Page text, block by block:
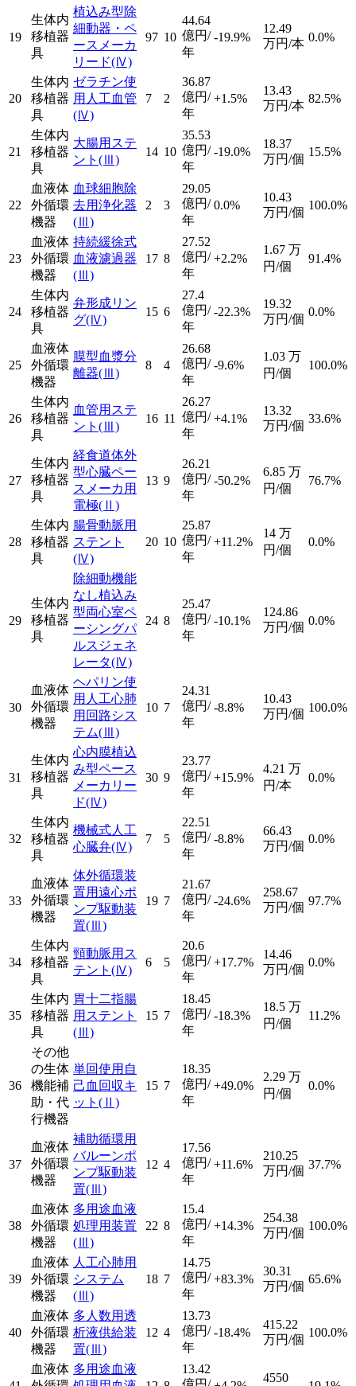
19
生体内
移植器
具
植込み型除
細動器・ペ
ースメーカ
リード(Ⅳ)
97 10
44.64
億円/
年
-19.9%
12.49
万円/本 0.0%
20
生体内
移植器
具
ゼラチン使
用人工血管
(Ⅳ)
7 2
36.87
億円/
年
+1.5%
13.43
万円/本
82.5%
21
生体内
移植器
具
大腸用ステ
ント (Ⅲ)
14 10
35.53
億円/
年
-19.0%
18.37
万円/個
15.5%
22
血液体
外循環
機器
血球細胞除
去用浄化器
(Ⅲ)
2 3
29.05
億円/
年
0.0%
10.43
万円/個
100.0%
23
血液体
外循環
機器
持続緩徐式
血液濾過器
(Ⅲ)
17 8
27.52
億円/
年
+2.2%
1.67 万
円/個
91.4%
24
生体内
移植器
具
弁形成リン
グ(Ⅳ)
15 6
27.4
億円/
年
-22.3%
19.32
万円/個
0.0%
25
血液体
外循環
機器
膜型血漿分
離器(Ⅲ)
8 4
26.68
億円/
年
-9.6%
1.03 万
円/個
100.0%
26
生体内
移植器
具
血管用ステ
ント (Ⅲ)
16 11
26.27
億円/
年
+4.1%
13.32
万円/個
33.6%
27
生体内
移植器
具
経食道体外
型心臓ペー
スメーカ用
電極(Ⅱ)
13 9
26.21
億円/
年
-50.2%
6.85 万
円/個
76.7%
28
生体内
移植器
具
腸骨動脈用
ステント
(Ⅳ)
20 10
25.87
億円/
年
+11.2%
14 万
円/個
0.0%
29
生体内
移植器
具
除細動機能
なし植込み
型両心室ペ
ーシングパ
ルスジェネ
レータ(Ⅳ)
24 8
25.47
億円/
年
-10.1%
124.86
万円/個 0.0%
30
血液体
外循環
機器
ヘパリン使
用人工心肺
用回路シス
テム(Ⅲ)
10 7
24.31
億円/
年
-8.8%
10.43
万円/個 100.0%
31
生体内
移植器
具
心内膜植込
み型ペース
メーカリー
ド(Ⅳ)
30 9
23.77
億円/
年
+15.9%
4.21 万
円/本
0.0%
32
生体内
移植器
具
機械式人工
心臓弁(Ⅳ)
7 5
22.51
億円/
年
-8.8%
66.43
万円/個
0.0%
33
血液体
外循環
機器
体外循環装
置用遠心ポ
ンプ駆動装
置(Ⅲ)
19 7
21.67
億円/
年
-24.6%
258.67
万円/個 97.7%
34
生体内
移植器
具
頸動脈用ス
テント (Ⅳ)
6 5
20.6
億円/
年
+17.7%
14.46
万円/個
0.0%
35
生体内
移植器
具
胃十二指腸
用ステント
(Ⅲ)
15 7
18.45
億円/
年
-18.3%
18.5 万
円/個
11.2%
36
その他
の生体
機能補
助・代
行機器
単回使用自
己血回収キ
ット (Ⅱ)
15 7
18.35
億円/
年
+49.0%
2.29 万
円/個
0.0%
37
血液体
外循環
機器
補助循環用
バルーンポ
ンプ駆動装
置(Ⅲ)
12 4
17.56
億円/
年
+11.6%
210.25
万円/個 37.7%
38
血液体
外循環
機器
多用途血液
処理用装置
(Ⅲ)
22 8
15.4
億円/
年
+14.3%
254.38
万円/個
100.0%
39
血液体
外循環
機器
人工心肺用
システム
(Ⅲ)
18 7
14.75
億円/
年
+83.3%
30.31
万円/個
65.6%
40
血液体
外循環
機器
多人数用透
析液供給装
置(Ⅲ)
12 4
13.73
億円/
年
-18.4%
415.22
万円/個
100.0%
血液体 多用途血液
13.42
4550